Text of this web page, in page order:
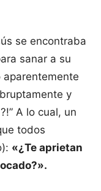
se encontraba
sanar a su
aparentemente
y
A lo cual, un
todos
«¿Te aprietan